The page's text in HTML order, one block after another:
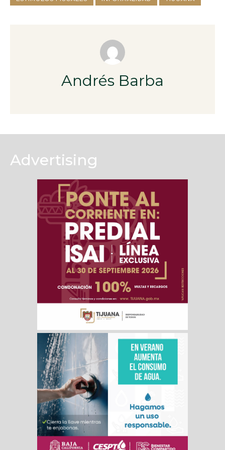
Andrés Barba
Advertising